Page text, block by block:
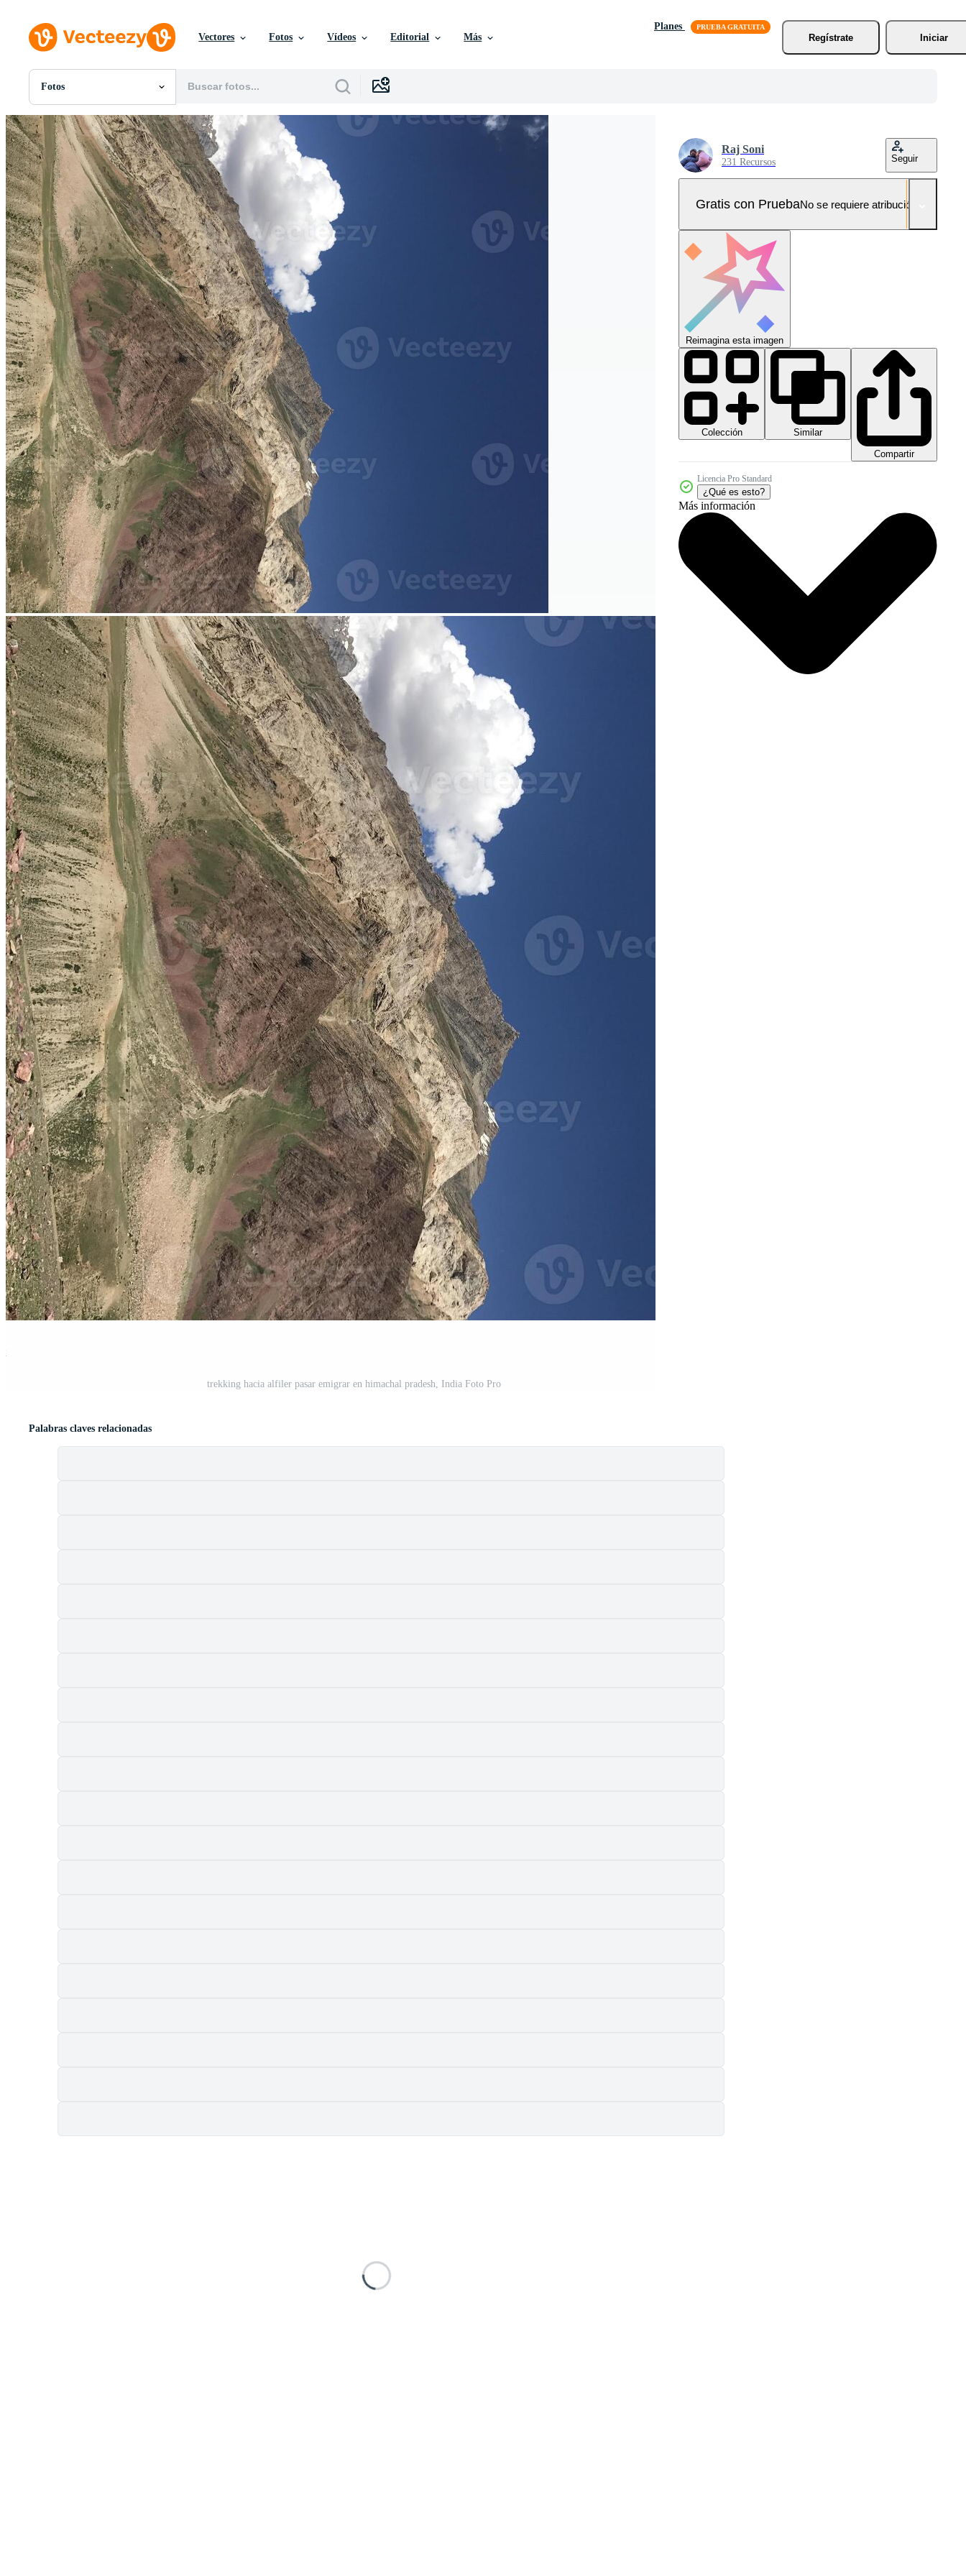
Vectores Fotos Vídeos Editorial Más
Planes
Regístrate
Iniciar
Fotos
Todas Imágenes
Fotos
PNGs
PSDs
SVGs
Plantillas
Vectores
Videos
Gráficos en Movimiento
Imágenes Editoriales
Eventos Editoriales
trekking hacia alfiler pasar emigrar en himachal pradesh, India Foto Pro
Raj Soni
231 Recursos Seguir
Gratis con PruebaNo se requiere atribución!
Reimagina esta imagen
Colección
Similar
Compartir
Licencia Pro Standard
¿Qué es esto?
Más información
Palabras claves relacionadas